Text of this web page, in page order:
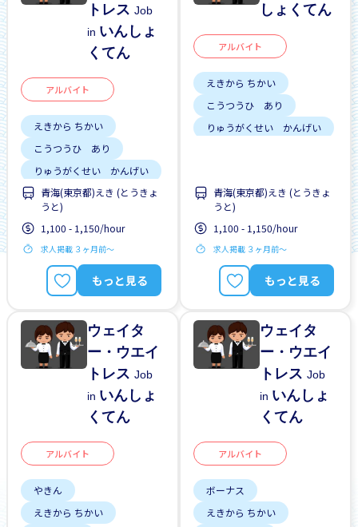
トレスJob
in いんしょ
くてん
アルバイト
えきから ちかい
こうつうひ あり
りゅうがくせい かんげい
はじめて OK
土日 しごと
青海(東京都)えき (とうきょ
うと)
1,100 - 1,150/hour
求人掲載 ３ヶ月前〜
もっと見る
しょくてん
アルバイト
えきから ちかい
こうつうひ あり
りゅうがくせい かんげい
青海(東京都)えき (とうきょ
うと)
1,100 - 1,150/hour
求人掲載 ３ヶ月前〜
もっと見る
ウェイタ
ー・ウエイ
トレスJob
in いんしょ
くてん
アルバイト
やきん
えきから ちかい
ウェイタ
ー・ウエイ
トレスJob
in いんしょ
くてん
アルバイト
ボーナス
えきから ちかい